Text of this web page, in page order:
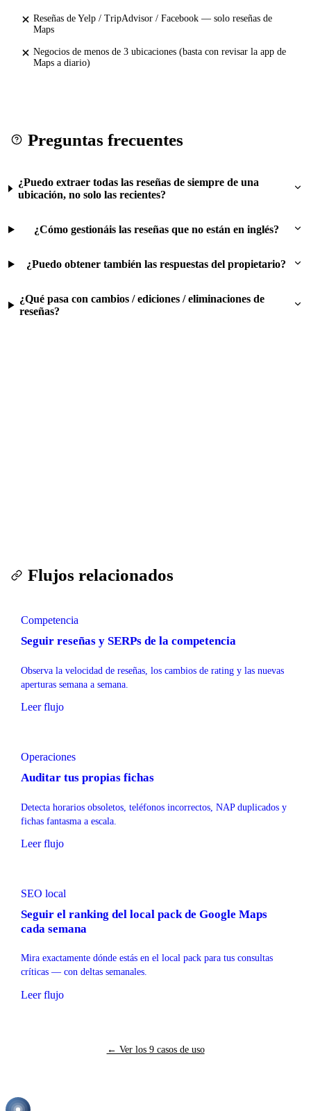
Reseñas de Yelp / TripAdvisor / Facebook — solo reseñas de
Maps
Negocios de menos de 3 ubicaciones (basta con revisar la app de
Maps a diario)
Preguntas frecuentes
¿Puedo extraer todas las reseñas de siempre de una
ubicación, no solo las recientes?
¿Cómo gestionáis las reseñas que no están en inglés?
¿Puedo obtener también las respuestas del propietario?
¿Qué pasa con cambios / ediciones / eliminaciones de
reseñas?
Flujos relacionados
Competencia
Seguir reseñas y SERPs de la competencia
Observa la velocidad de reseñas, los cambios de rating y las nuevas
aperturas semana a semana.
Leer flujo
Operaciones
Auditar tus propias fichas
Detecta horarios obsoletos, teléfonos incorrectos, NAP duplicados y
fichas fantasma a escala.
Leer flujo
SEO local
Seguir el ranking del local pack de Google Maps
cada semana
Mira exactamente dónde estás en el local pack para tus consultas
críticas — con deltas semanales.
Leer flujo
← Ver los 9 casos de uso